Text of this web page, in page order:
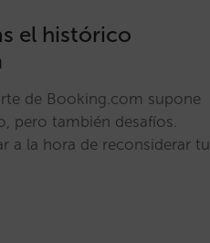
el histórico
de Booking.com supone
pero también desafíos.
a la hora de reconsiderar tu